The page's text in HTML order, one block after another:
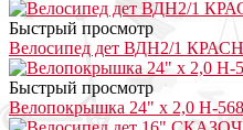
Быстрый просмотр
Велосипед дет ВДН2/1
Быстрый просмотр
Велопокрышка 24" х 2,0 H-568